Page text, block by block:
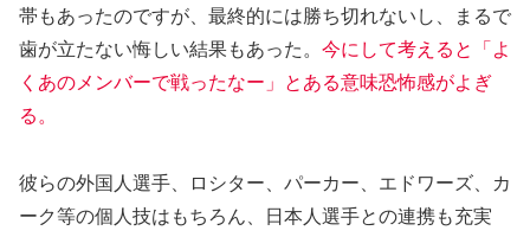
帯もあったのですが、最終的には勝ち切れないし、まるで
歯が立たない悔しい結果もあった。 今にして考えると「よ
くあのメンバーで戦ったなー」とある意味恐怖感がよぎ
る。
彼らの外国人選手、ロシター、パーカー、エドワーズ、カ
ーク等の個人技はもちろん、日本人選手との連携も充実